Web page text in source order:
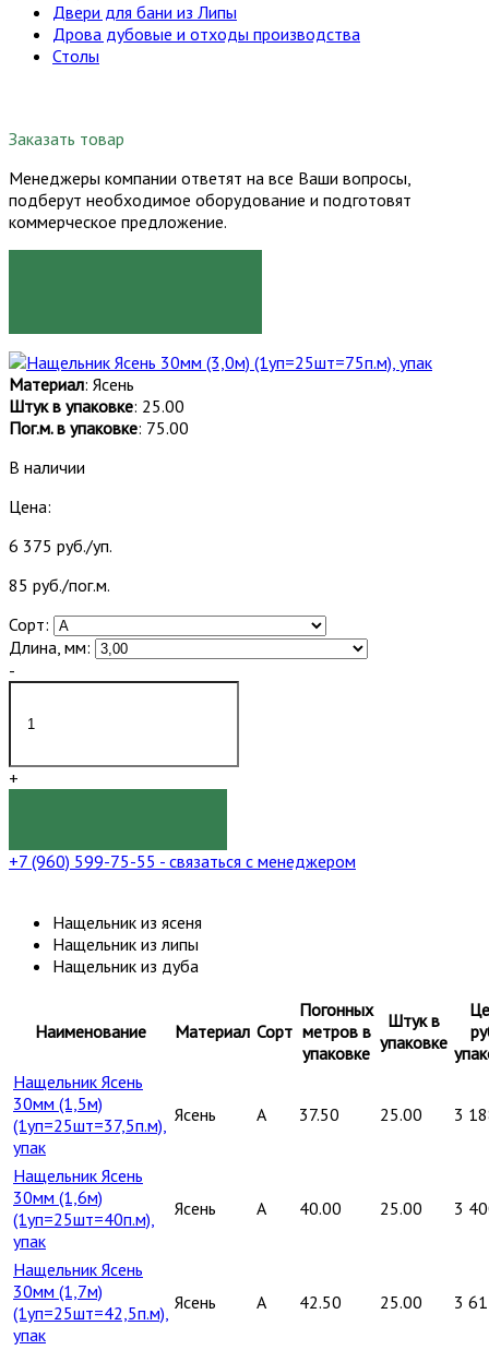
Двери для бани из Липы
Дрова дубовые и отходы производства
Столы
Заказать товар
Менеджеры компании ответят на все Ваши вопросы,
подберут необходимое оборудование и подготовят
коммерческое предложение.
Материал: Ясень
Штук в упаковке: 25.00
Пог.м. в упаковке: 75.00
В наличии
Цена:
6 375 руб./уп.
85 руб./пог.м.
Сорт:
Длина, мм:
-
+
+7 (960) 599-75-55 - связаться с менеджером
Нащельник из ясеня
Нащельник из липы
Нащельник из дуба
Наименование Материал Сорт
Погонных
метров в
упаковке
Штук в
упаковке
Нащельник Ясень
30мм (1,5м)
(1уп=25шт=37,5п.м),
упак
Ясень A 37.50 25.00 3
Нащельник Ясень
30мм (1,6м)
(1уп=25шт=40п.м),
упак
Ясень A 40.00 25.00 3
Нащельник Ясень
30мм (1,7м)
(1уп=25шт=42,5п.м),
упак
Ясень A 42.50 25.00 3